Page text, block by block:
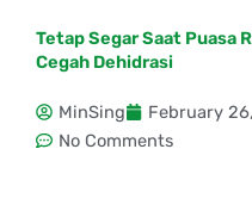
Tetap Segar Saat Puasa
Cegah Dehidrasi
MinSing February
No Comments